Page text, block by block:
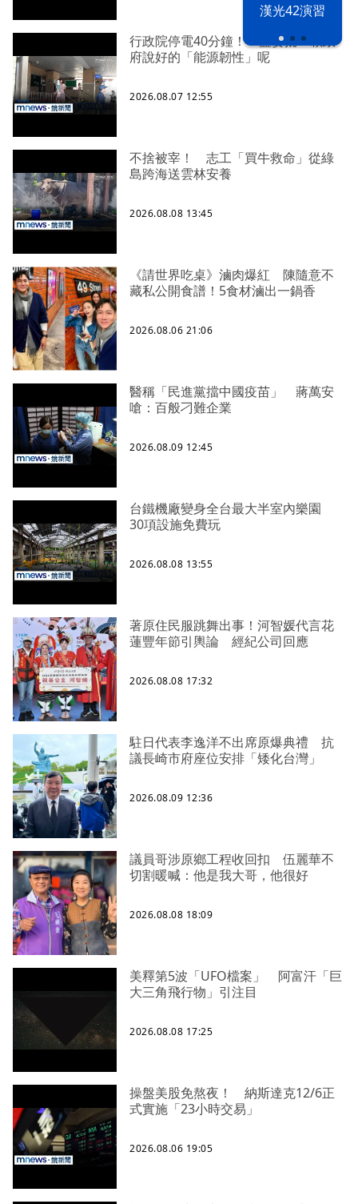
漢光42演習
行政院停電40分鐘！ 藍委批：賴政
府說好的「能源韌性」呢
2026.08.07 12:55
不捨被宰！ 志工「買牛救命」從綠
島跨海送雲林安養
2026.08.08 13:45
《請世界吃桌》滷肉爆紅 陳隨意不
藏私公開食譜！5食材滷出一鍋香
2026.08.06 21:06
醫稱「民進黨擋中國疫苗」 蔣萬安
嗆：百般刁難企業
2026.08.09 12:45
台鐵機廠變身全台最大半室內樂園
30項設施免費玩
2026.08.08 13:55
著原住民服跳舞出事！河智媛代言花
蓮豐年節引輿論 經紀公司回應
2026.08.08 17:32
駐日代表李逸洋不出席原爆典禮 抗
議長崎市府座位安排「矮化台灣」
2026.08.09 12:36
議員哥涉原鄉工程收回扣 伍麗華不
切割暖喊：他是我大哥，他很好
2026.08.08 18:09
美釋第5波「UFO檔案」 阿富汗「巨
大三角飛行物」引注目
2026.08.08 17:25
操盤美股免熬夜！ 納斯達克12/6正
式實施「23小時交易」
2026.08.06 19:05